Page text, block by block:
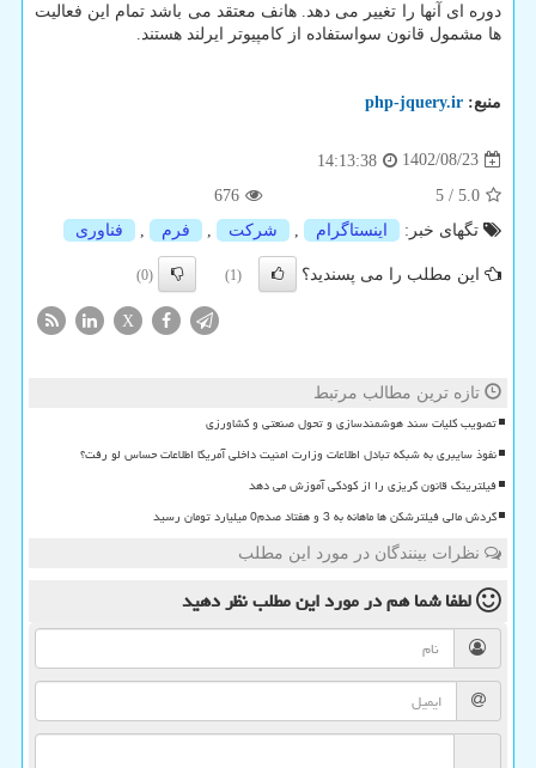
دوره ای آنها را تغییر می دهد. هانف معتقد می باشد تمام این فعالیت
ها مشمول قانون سواستفاده از کامپیوتر ایرلند هستند.
منبع: php-jquery.ir
1402/08/23
14:13:38
5.0
/
5
676
تگهای خبر:
اینستاگرام , شركت , فرم , فناوری
این مطلب را می پسندید؟ (1)
(0)
X
تازه ترین مطالب مرتبط
تصویب کلیات سند هوشمندسازی و تحول صنعتی و کشاورزی
نفوذ سایبری به شبکه تبادل اطلاعات وزارت امنیت داخلی آمریکا اطلاعات حساس لو رفت؟
فیلترینگ قانون گریزی را از کودکی آموزش می دهد
گردش مالی فیلترشکن ها ماهانه به 3 و هفتاد صدم0 میلیارد تومان رسید
نظرات بینندگان در مورد این مطلب
لطفا شما همدر مورد این مطلبنظر دهید